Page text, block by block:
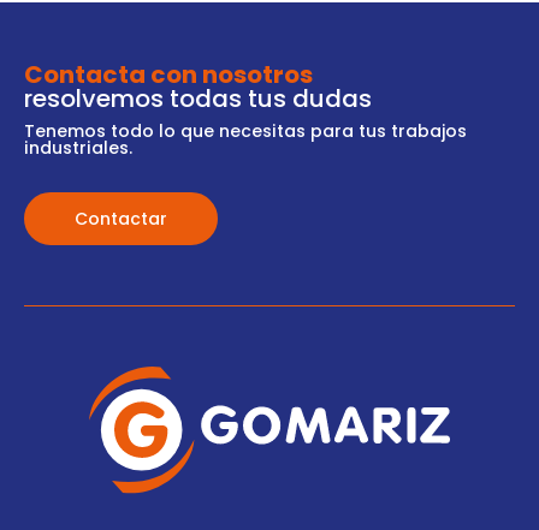
Contacta con nosotros
resolvemos todas tus dudas
Tenemos todo lo que necesitas para tus trabajos
industriales.
Contactar